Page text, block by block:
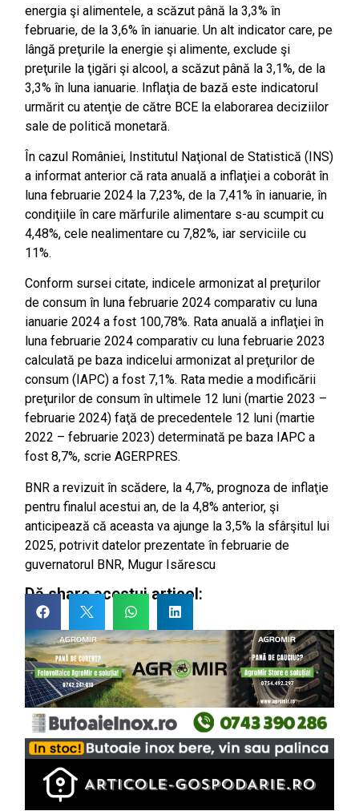
energia şi alimentele, a scăzut până la 3,3% în
februarie, de la 3,6% în ianuarie. Un alt indicator care, pe
lângă preţurile la energie şi alimente, exclude şi
preţurile la ţigări şi alcool, a scăzut până la 3,1%, de la
3,3% în luna ianuarie. Inflaţia de bază este indicatorul
urmărit cu atenţie de către BCE la elaborarea deciziilor
sale de politică monetară.
În cazul României, Institutul Naţional de Statistică (INS)
a informat anterior că rata anuală a inflaţiei a coborât în
luna februarie 2024 la 7,23%, de la 7,41% în ianuarie, în
condiţiile în care mărfurile alimentare s-au scumpit cu
4,48%, cele nealimentare cu 7,82%, iar serviciile cu
11%.
Conform sursei citate, indicele armonizat al preţurilor
de consum în luna februarie 2024 comparativ cu luna
ianuarie 2024 a fost 100,78%. Rata anuală a inflaţiei în
luna februarie 2024 comparativ cu luna februarie 2023
calculată pe baza indicelui armonizat al preţurilor de
consum (IAPC) a fost 7,1%. Rata medie a modificării
preţurilor de consum în ultimele 12 luni (martie 2023 –
februarie 2024) faţă de precedentele 12 luni (martie
2022 – februarie 2023) determinată pe baza IAPC a
fost 8,7%, scrie AGERPRES.
BNR a revizuit în scădere, la 4,7%, prognoza de inflaţie
pentru finalul acestui an, de la 4,8% anterior, şi
anticipează că aceasta va ajunge la 3,5% la sfârşitul lui
2025, potrivit datelor prezentate în februarie de
guvernatorul BNR, Mugur Isărescu
Dă share acestui articol: